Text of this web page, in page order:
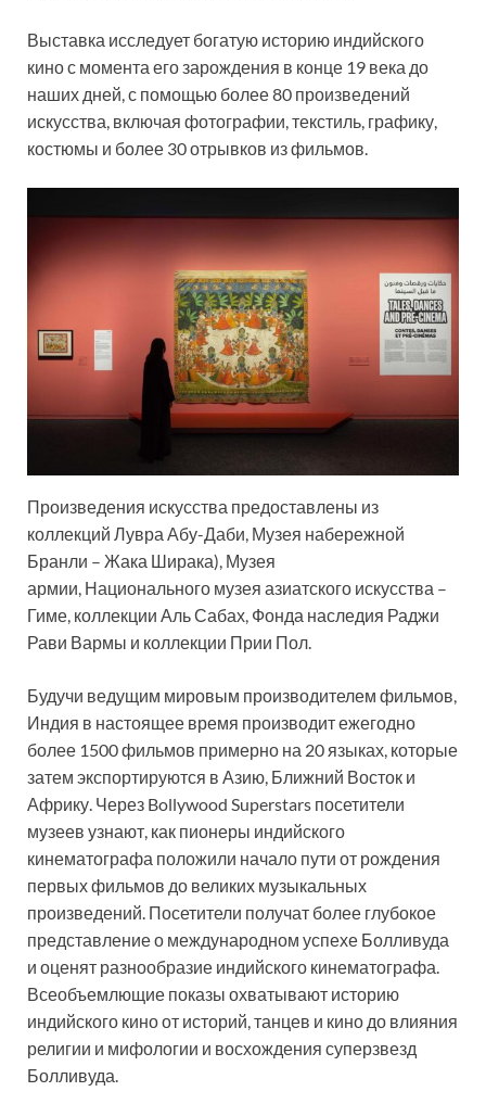
Выставка исследует богатую историю индийского
кино с момента его зарождения в конце 19 века до
наших дней, с помощью более 80 произведений
искусства, включая фотографии, текстиль, графику,
костюмы и более 30 отрывков из фильмов.
Произведения искусства предоставлены из
коллекций Лувра Абу-Даби, Музея набережной
Бранли – Жака Ширака), Музея
армии, Национального музея азиатского искусства –
Гиме, коллекции Аль Сабах, Фонда наследия Раджи
Рави Вармы и коллекции Прии Пол.
Будучи ведущим мировым производителем фильмов,
Индия в настоящее время производит ежегодно
более 1500 фильмов примерно на 20 языках, которые
затем экспортируются в Азию, Ближний Восток и
Африку. Через Bollywood Superstars посетители
музеев узнают, как пионеры индийского
кинематографа положили начало пути от рождения
первых фильмов до великих музыкальных
произведений. Посетители получат более глубокое
представление о международном успехе Болливуда
и оценят разнообразие индийского кинематографа.
Всеобъемлющие показы охватывают историю
индийского кино от историй, танцев и кино до влияния
религии и мифологии и восхождения суперзвезд
Болливуда.